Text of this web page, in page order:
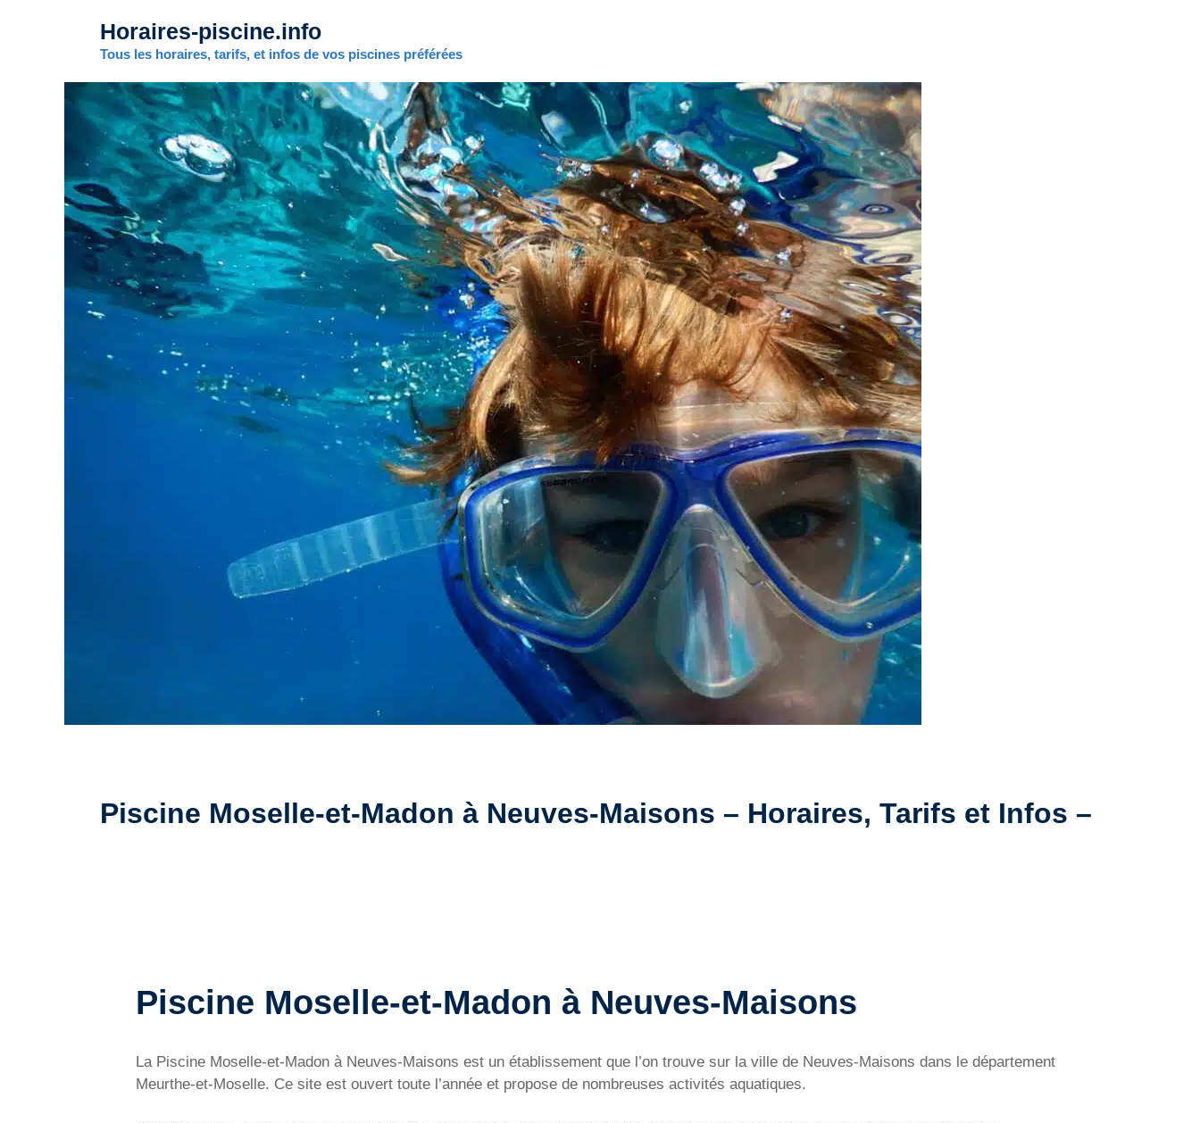
Horaires-piscine.info
Tous les horaires, tarifs, et infos de vos piscines préférées
Piscine Moselle-et-Madon à Neuves-Maisons – Horaires, Tarifs et Infos –
Piscine Moselle-et-Madon à Neuves-Maisons
La Piscine Moselle-et-Madon à Neuves-Maisons est un établissement que l’on trouve sur la ville de Neuves-Maisons dans le département
Meurthe-et-Moselle. Ce site est ouvert toute l’année et propose de nombreuses activités aquatiques.